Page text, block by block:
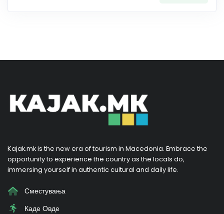
Kajak.mk is the new era of tourism in Macedonia. Embrace the
opportunity to experience the country as the locals do,
immersing yourself in authentic cultural and daily life.
Сместувања
Каде Овде